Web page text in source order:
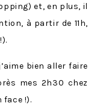
et, en plus, il
à partir de 11h,
bien aller faire
mes 2h30 chez
face !).